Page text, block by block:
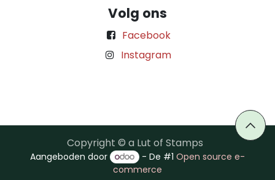
Volg ons
Facebook
Instagram
Copyright © a Lut of Stamps
Aangeboden door - De #1Open source e-
commerce